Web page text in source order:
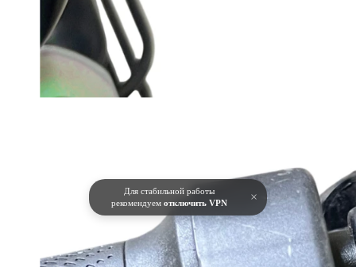
Для стабильной работы
рекомендуем отключить VPN ×